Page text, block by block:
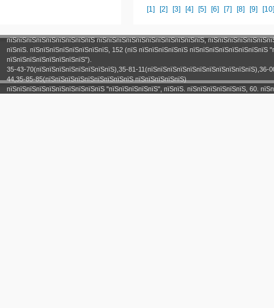
[1] [2] [3] [4] [5] [6] [7] [8] [9] [10]
пїЅпїЅпїЅпїЅпїЅпїЅпїЅпїЅпїЅ пїЅпїЅпїЅпїЅпїЅпїЅпїЅпїЅпїЅпїЅпїЅ,
пїЅпїЅ. пїЅпїЅпїЅпїЅпїЅпїЅпїЅпїЅ, 152 (пїЅ пїЅпїЅпїЅпїЅпїЅ пїЅпїЅпїЅпїЅпїЅпїЅпїЅпїЅ
пїЅпїЅпїЅпїЅпїЅпїЅпїЅпїЅ").
35-43-70(пїЅпїЅпїЅпїЅпїЅпїЅпїЅпїЅ),35-81-
44,35-85-85(пїЅпїЅпїЅпїЅпїЅпїЅпїЅпїЅпїЅ пїЅпїЅпїЅпїЅпїЅ)
пїЅпїЅпїЅпїЅпїЅпїЅпїЅпїЅпїЅпїЅ "пїЅпїЅпїЅпїЅпїЅ", пїЅпїЅ. пїЅпїЅпїЅпїЅпїЅпїЅ, 60.